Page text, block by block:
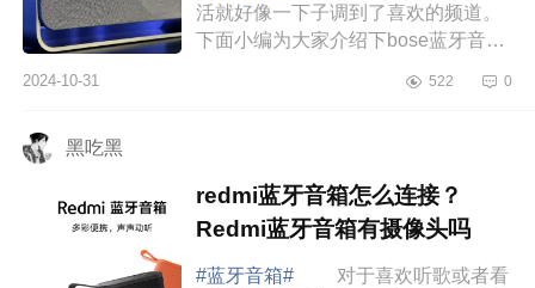
活就好像一下子调到了喜欢的频道。
下面小编为大家介绍下bose蓝牙音箱
boseSoundTouch10和20选择哪
2024-10-31 522 0
黑吃黑
redmi蓝牙音箱怎么连接？
Redmi蓝牙音箱有摄像头吗
#蓝牙音箱#
对于喜欢听歌或者看